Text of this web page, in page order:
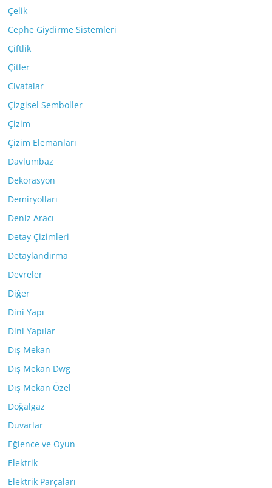
Çelik
Cephe Giydirme Sistemleri
Çiftlik
Çitler
Civatalar
Çizgisel Semboller
Çizim
Çizim Elemanları
Davlumbaz
Dekorasyon
Demiryolları
Deniz Aracı
Detay Çizimleri
Detaylandırma
Devreler
Diğer
Dini Yapı
Dini Yapılar
Dış Mekan
Dış Mekan Dwg
Dış Mekan Özel
Doğalgaz
Duvarlar
Eğlence ve Oyun
Elektrik
Elektrik Parçaları